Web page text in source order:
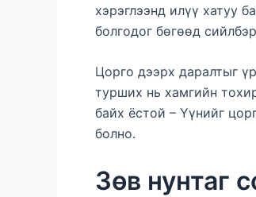
хэрэглээнд илүү хатуу
болгодог бөгөөд
Цорго дээрх даралтыг
турших нь хамгийн
байх ёстой – Үүнийг
болно.
Зөв нунтаг